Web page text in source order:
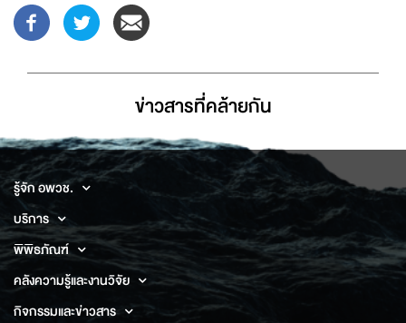
ข่าวสารที่่คล้ายกัน
รู้จัก อพวช.
บริการ
พิพิธภัณฑ์
คลังความรู้และงานวิจัย
กิจกรรมและข่าวสาร